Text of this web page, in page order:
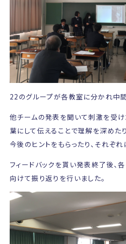
22のグループが各教室に分かれ中
他チームの発表を聞いて刺激を受け
葉にして伝えることで理解を深めた
今後のヒントをもらったり、それぞ
フィードバックを貰い発表終了後、
向けて振り返りを行いました。